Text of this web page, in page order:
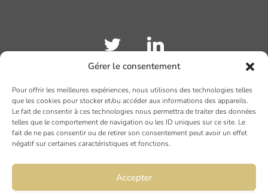
Gérer le consentement
Pour offrir les meilleures expériences, nous utilisons des technologies telles
que les cookies pour stocker et/ou accéder aux informations des appareils.
Le fait de consentir à ces technologies nous permettra de traiter des données
telles que le comportement de navigation ou les ID uniques sur ce site. Le
fait de ne pas consentir ou de retirer son consentement peut avoir un effet
négatif sur certaines caractéristiques et fonctions.
Accepter
TOULOUSE
19 rue Ninau
31000 TOULOUSE
DIJON
6 rue du Docteur Chaussier